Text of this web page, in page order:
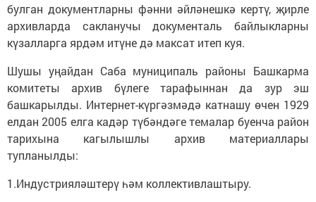
булган документларны фәнни әйләнешкә кертү, җирле
архивларда сакланучы документаль байлыкларны
күзалларга ярдәм итүне дә максат итеп куя.
Шушы уңайдан Саба муниципаль районы Башкарма
комитеты архив бүлеге тарафыннан да зур эш
башкарылды. Интернет-күргәзмәдә катнашу өчен 1929
елдан 2005 елга кадәр түбәндәге темалар буенча район
тарихына кагылышлы архив материаллары
тупланылды:
1.Индустрияләштерү һәм коллективлаштыру.